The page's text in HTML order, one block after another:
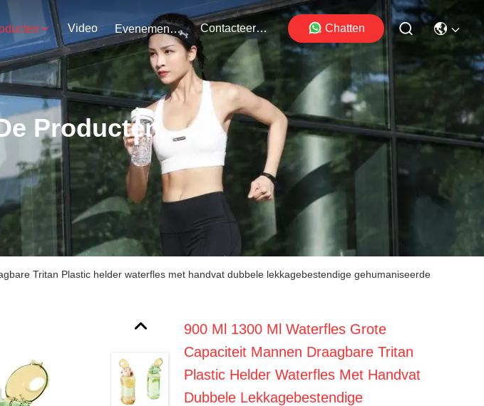
Video Evenementen Contacteer Ons Chatten
Producten
Tritan Plastic helder waterfles met handvat dubbele lekkagebestendige gehumaniseerde
900 Ml 1300 Ml Waterfles Grote
Capaciteit Mannen Draagbare Tritan
Plastic Helder Waterfles Met Handvat
Dubbele Lekkagebestendige